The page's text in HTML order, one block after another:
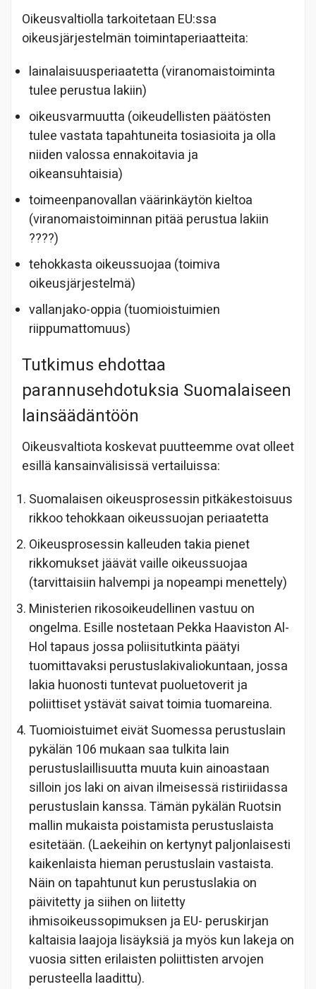
Oikeusvaltiolla tarkoitetaan EU:ssa
oikeusjärjestelmän toimintaperiaatteita:
lainalaisuusperiaatetta (viranomaistoiminta
tulee perustua lakiin)
oikeusvarmuutta (oikeudellisten päätösten
tulee vastata tapahtuneita tosiasioita ja olla
niiden valossa ennakoitavia ja
oikeansuhtaisia)
toimeenpanovallan väärinkäytön kieltoa
(viranomaistoiminnan pitää perustua lakiin
????)
tehokkasta oikeussuojaa (toimiva
oikeusjärjestelmä)
vallanjako-oppia (tuomioistuimien
riippumattomuus)
Tutkimus ehdottaa
parannusehdotuksia Suomalaiseen
lainsäädäntöön
Oikeusvaltiota koskevat puutteemme ovat olleet
esillä kansainvälisissä vertailuissa:
Suomalaisen oikeusprosessin pitkäkestoisuus
rikkoo tehokkaan oikeussuojan periaatetta
Oikeusprosessin kalleuden takia pienet
rikkomukset jäävät vaille oikeussuojaa
(tarvittaisiin halvempi ja nopeampi menettely)
Ministerien rikosoikeudellinen vastuu on
ongelma. Esille nostetaan Pekka Haaviston Al-
Hol tapaus jossa poliisitutkinta päätyi
tuomittavaksi perustuslakivaliokuntaan, jossa
lakia huonosti tuntevat puoluetoverit ja
poliittiset ystävät saivat toimia tuomareina.
Tuomioistuimet eivät Suomessa perustuslain
pykälän 106 mukaan saa tulkita lain
perustuslaillisuutta muuta kuin ainoastaan
silloin jos laki on aivan ilmeisessä ristiriidassa
perustuslain kanssa. Tämän pykälän Ruotsin
mallin mukaista poistamista perustuslaista
esitetään. (Laekeihin on kertynyt paljonlaisesti
kaikenlaista hieman perustuslain vastaista.
Näin on tapahtunut kun perustuslakia on
päivitetty ja siihen on liitetty
ihmisoikeussopimuksen ja EU- peruskirjan
kaltaisia laajoja lisäyksiä ja myös kun lakeja on
vuosia sitten erilaisten poliittisten arvojen
perusteella laadittu).